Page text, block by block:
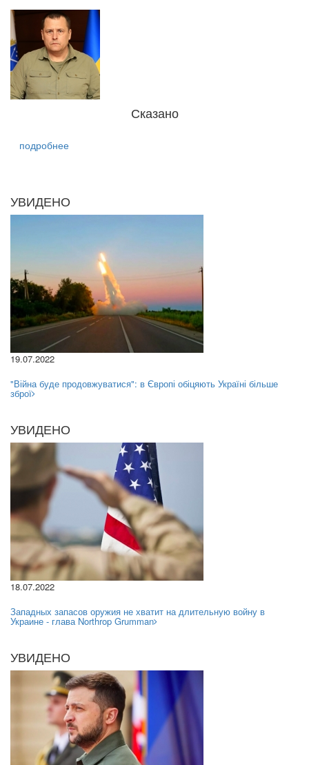
Сказано
подробнее
УВИДЕНО
19.07.2022
"Війна буде продовжуватися": в Європі обіцяють Україні більше
зброї
УВИДЕНО
18.07.2022
Западных запасов оружия не хватит на длительную войну в
Украине - глава Northrop Grumman
УВИДЕНО